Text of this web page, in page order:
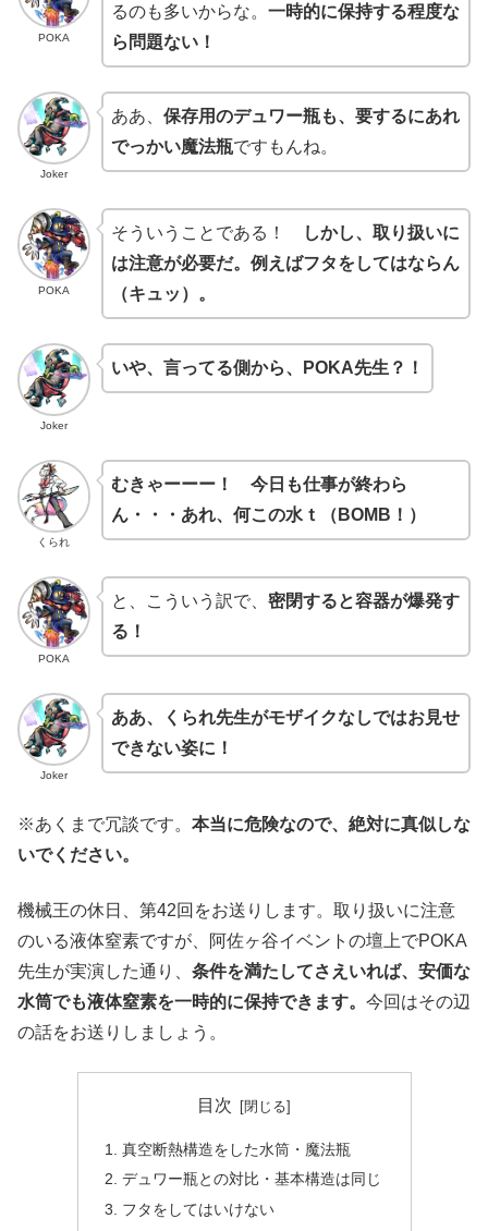
POKA
るのも多いからな。 一時的に保持する程度な
ら問題ない！
Joker
ああ、 保存用のデュワー瓶も、要するにあれ
でっかい魔法瓶ですもんね。
POKA
そういうことである！
しかし、取り扱いに
は注意が必要だ。例えばフタをしてはならん
（キュッ）。
Joker
いや、言ってる側から、POKA先生？！
くられ
むきゃーーー！ 今日も仕事が終わら
ん・・・あれ、何この水ｔ（BOMB！）
POKA
と、こういう訳で、 密閉すると容器が爆発す
る！
Joker
ああ、くられ先生がモザイクなしではお見せ
できない姿に！
※あくまで冗談です。 本当に危険なので、絶対に真似しな
いでください。
機械王の休日、第42回をお送りします。取り扱いに注意
のいる液体窒素ですが、阿佐ヶ谷イベントの壇上でPOKA
先生が実演した通り、 条件を満たしてさえいれば、安価な
水筒でも液体窒素を一時的に保持できます。 今回はその辺
の話をお送りしましょう。
目次
真空断熱構造をした水筒・魔法瓶
デュワー瓶との対比・基本構造は同じ
フタをしてはいけない